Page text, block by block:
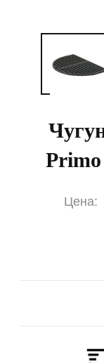
Цена: